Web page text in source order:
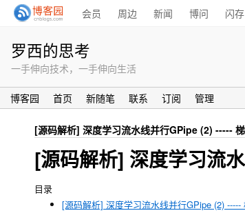
会员 周边 新闻 博问 闪存
罗西的思考
一手伸向技术，一手伸向生活
博客园 首页 新随笔 联系 订阅 管理
[源码解析] 深度学习流水线并行GPipe (2) -----
[源码解析] 深度学习流
目录
[源码解析] 深度学习流水线并行GPipe (2) -----